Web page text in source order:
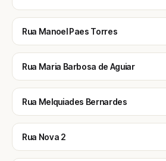
Rua Manoel Paes Torres
Rua Maria Barbosa de Aguiar
Rua Melquiades Bernardes
Rua Nova 2